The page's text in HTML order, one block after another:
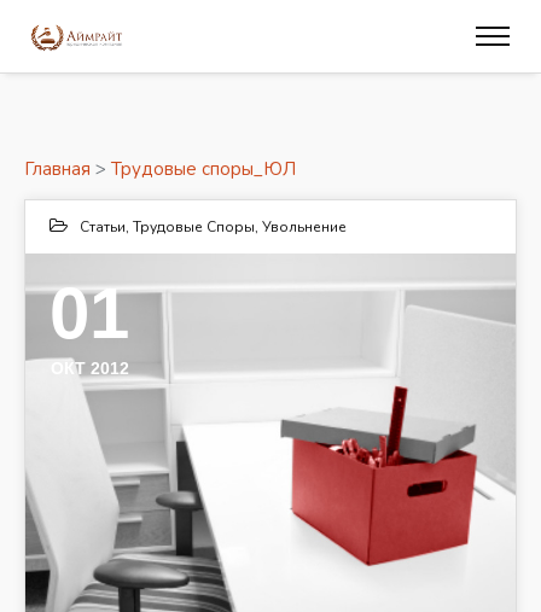
Главная > Трудовые споры_ЮЛ
Статьи, Трудовые Споры, Увольнение
01
ОКТ 2012